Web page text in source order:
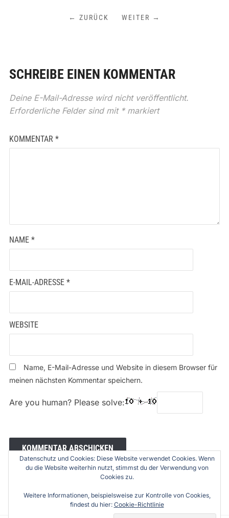
← ZURÜCK WEITER →
SCHREIBE EINEN KOMMENTAR
Deine E-Mail-Adresse wird nicht veröffentlicht.
Erforderliche Felder sind mit *markiert
KOMMENTAR *
NAME *
E-MAIL-ADRESSE *
WEBSITE
Name, E-Mail-Adresse und Website in diesem Browser für
meinen nächsten Kommentar speichern.
Are you human? Please solve:
Datenschutz und Cookies: Diese Website verwendet Cookies. Wenn
du die Website weiterhin nutzt, stimmst du der Verwendung von
Cookies zu.
Weitere Informationen, beispielsweise zur Kontrolle von Cookies,
findest du hier: Cookie-Richtlinie